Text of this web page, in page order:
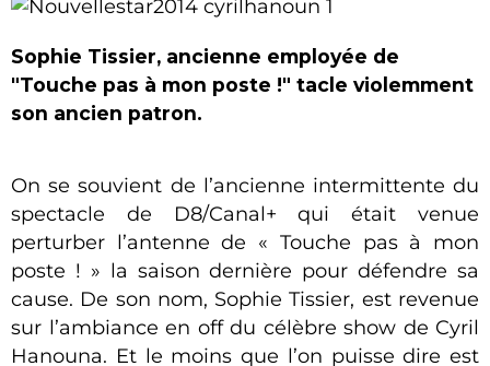
Sophie Tissier, ancienne employée de
"Touche pas à mon poste !" tacle violemment
son ancien patron.
On se souvient de l’ancienne intermittente du
spectacle de D8/Canal+ qui était venue
perturber l’antenne de « Touche pas à mon
poste ! » la saison dernière pour défendre sa
cause. De son nom, Sophie Tissier, est revenue
sur l’ambiance en off du célèbre show de Cyril
Hanouna. Et le moins que l’on puisse dire est